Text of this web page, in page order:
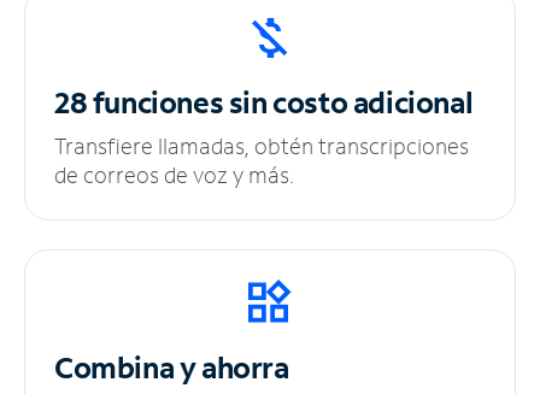
28 funciones sincosto adicional
Transfiere llamadas, obtén transcripciones
de correos de voz y más.
Combina y ahorra